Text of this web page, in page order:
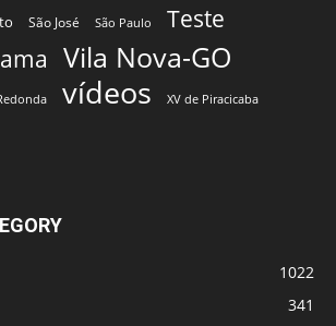
São José São Paulo Teste
Vila Nova-GO
vídeos XV de Piracicaba
1022
341